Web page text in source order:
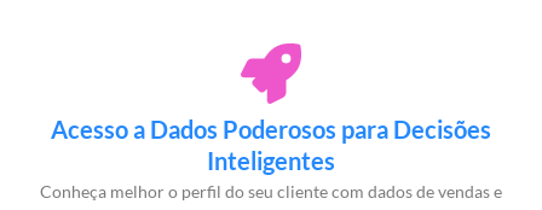
Acesso a Dados Poderosos para Decisões
Inteligentes
Conheça melhor o perfil do seu cliente com dados de vendas e